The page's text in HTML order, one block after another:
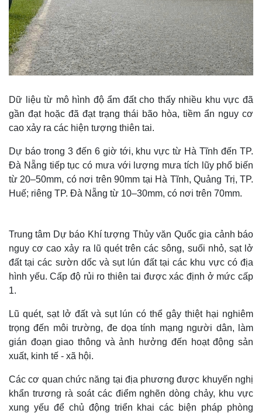
Dữ liệu từ mô hình độ ẩm đất cho thấy nhiều khu vực đã
gần đạt hoặc đã đạt trạng thái bão hòa, tiềm ẩn nguy cơ
cao xảy ra các hiện tượng thiên tai.
Dự báo trong 3 đến 6 giờ tới, khu vực từ Hà Tĩnh đến TP.
Đà Nẵng tiếp tục có mưa với lượng mưa tích lũy phổ biến
từ 20–50mm, có nơi trên 90mm tại Hà Tĩnh, Quảng Trị, TP.
Huế; riêng TP. Đà Nẵng từ 10–30mm, có nơi trên 70mm.
Trung tâm Dự báo Khí tượng Thủy văn Quốc gia cảnh báo
nguy cơ cao xảy ra lũ quét trên các sông, suối nhỏ, sạt lở
đất tại các sườn dốc và sụt lún đất tại các khu vực có địa
hình yếu. Cấp độ rủi ro thiên tai được xác định ở mức cấp
1.
Lũ quét, sạt lở đất và sụt lún có thể gây thiệt hại nghiêm
trọng đến môi trường, đe dọa tính mạng người dân, làm
gián đoạn giao thông và ảnh hưởng đến hoạt động sản
xuất, kinh tế - xã hội.
Các cơ quan chức năng tại địa phương được khuyến nghị
khẩn trương rà soát các điểm nghẽn dòng chảy, khu vực
xung yếu để chủ động triển khai các biện pháp phòng